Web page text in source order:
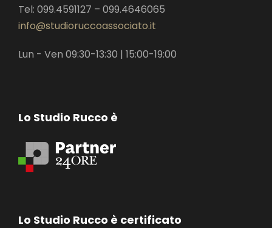
Tel: 099.4591127 – 099.4646065
info@studioruccoassociato.it
Lun - Ven 09:30-13:30 | 15:00-19:00
Lo Studio Rucco è
Lo Studio Rucco è certificato